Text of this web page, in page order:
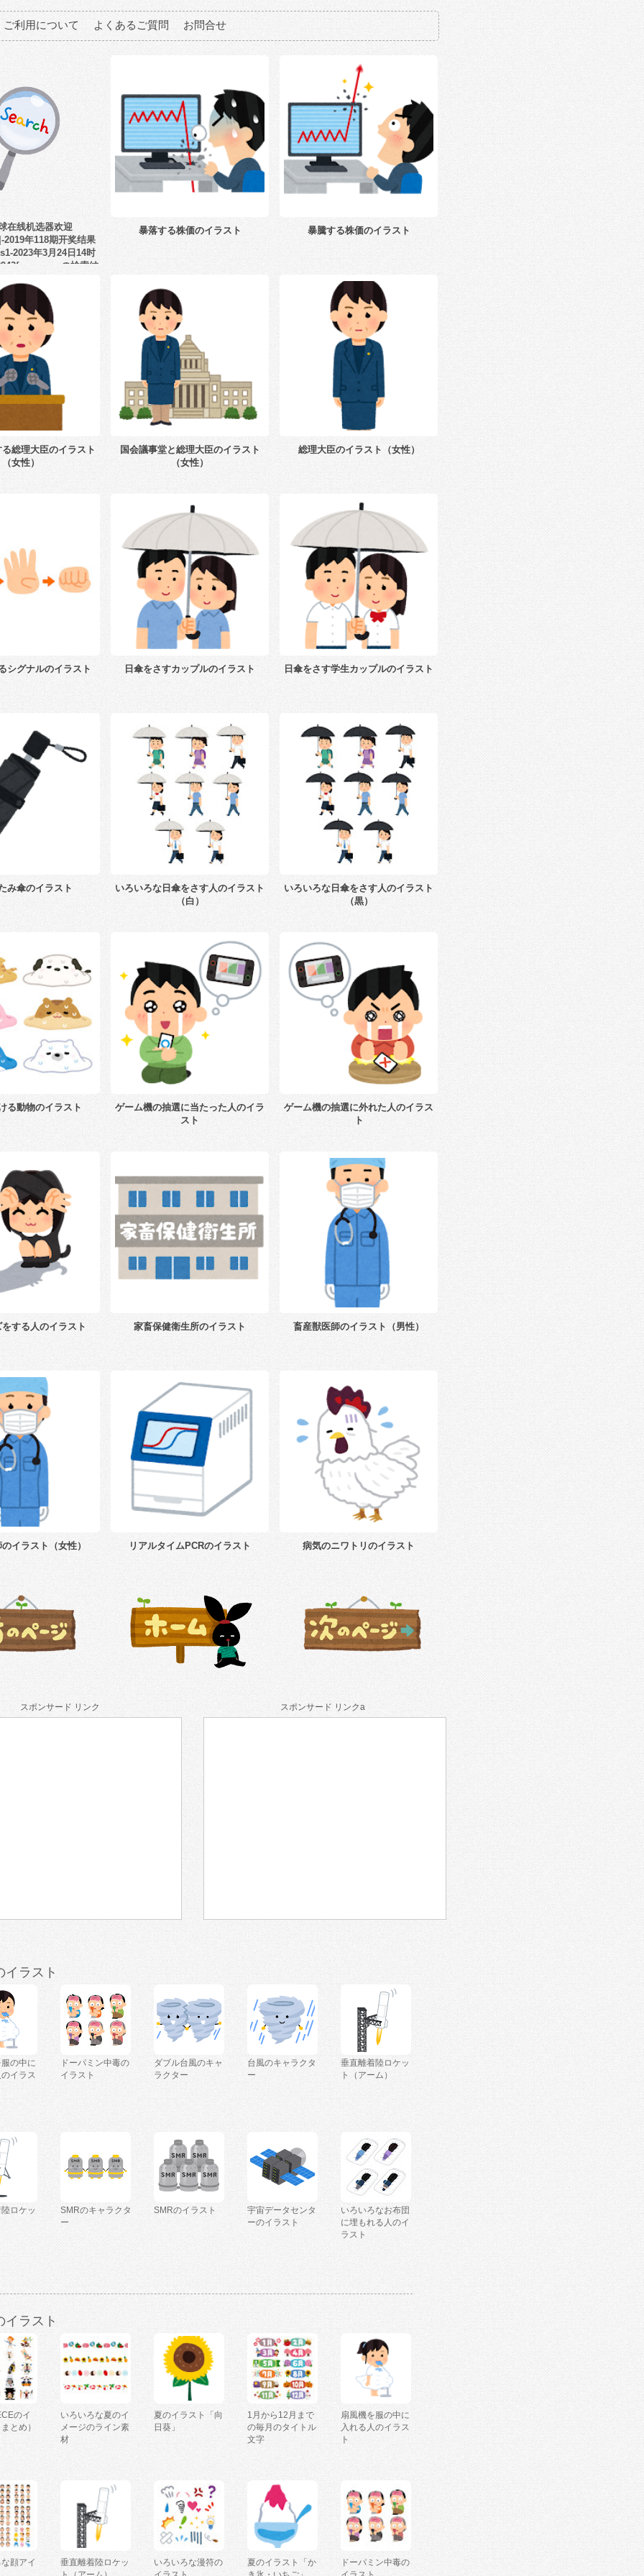
ご利用について よくあるご質問 お問合せ
在线机选器欢迎
年118期开奖结果
2023年3月24日14时
」の検索結
暴落する株価のイラスト 暴騰する株価のイラスト
総理大臣のイラスト
（女性）
国会議事堂と総理大臣のイラスト
（女性）
総理大臣のイラスト（女性）
シグナルのイラスト 日傘をさすカップルのイラスト 日傘をさす学生カップルのイラスト
み傘のイラスト
いろいろな日傘をさす人のイラスト
（白）
いろいろな日傘をさす人のイラスト
（黒）
る動物のイラスト
ゲーム機の抽選に当たった人のイラ
スト
ゲーム機の抽選に外れた人のイラス
ト
する人のイラスト 家畜保健衛生所のイラスト 畜産獣医師のイラスト（男性）
イラスト（女性） リアルタイムPCRのイラスト 病気のニワトリのイラスト
スポンサード リンク スポンサード リンクa
イラスト
の中に
イラス
ドーパミン中毒の
イラスト
ダブル台風のキャ
ラクター
台風のキャラクタ
ー
垂直離着陸ロケッ
ト（アーム）
ロケッ
SMRのキャラクタ
ー
SMRのイラスト
宇宙データセンタ
ーのイラスト
いろいろなお布団
に埋もれる人のイ
ラスト
イラスト
のイ
とめ）
いろいろな夏のイ
メージのライン素
材
夏のイラスト「向
日葵」
1月から12月まで
の毎月のタイトル
文字
扇風機を服の中に
入れる人のイラス
ト
顔アイ
垂直離着陸ロケッ
いろいろな漫符の
夏のイラスト「か
ドーパミン中毒の